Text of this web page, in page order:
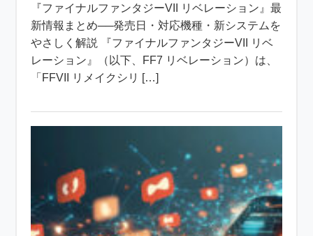
『ファイナルファンタジーVII リベレーション』最
新情報まとめ──発売日・対応機種・新システムを
やさしく解説 『ファイナルファンタジーVII リベ
レーション』（以下、FF7 リベレーション）は、
「FFVII リメイクシリ […]